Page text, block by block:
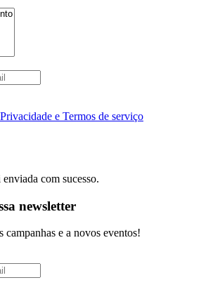
e Termos de serviço
com sucesso.
newsletter
campanhas e a novos eventos!